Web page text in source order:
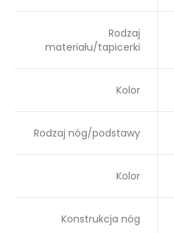
Rodzaj
materiału/tapicerki
Kolor
Rodzaj nóg/podstawy
Kolor
Konstrukcja nóg